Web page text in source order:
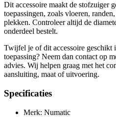
Dit accessoire maakt de stofzuiger
toepassingen, zoals vloeren,
plekken. Controleer altijd de
onderdeel bestelt.
Twijfel je of dit accessoire geschikt
toepassing? Neem dan contact op
advies. Wij helpen graag met het
aansluiting, maat of uitvoering.
Specificaties
Merk: Numatic